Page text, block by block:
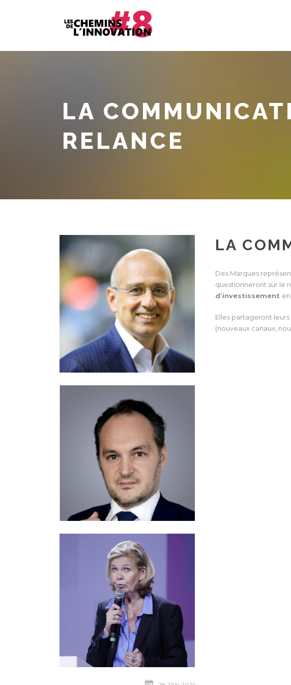
LA
RELANCE
LA
Des Marques
questionneront sur le
d’investissement
Elles partageront
(nouveaux canaux,